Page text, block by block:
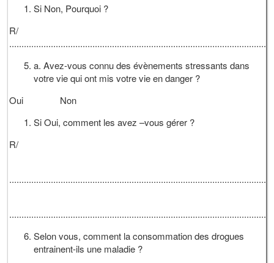
Si Non, Pourquoi ?
R/
a. Avez-vous connu des évènements stressants dans
votre vie qui ont mis votre vie en danger ?
Oui Non
Si Oui, comment les avez –vous gérer ?
R/
Selon vous, comment la consommation des drogues
entrainent-ils une maladie ?